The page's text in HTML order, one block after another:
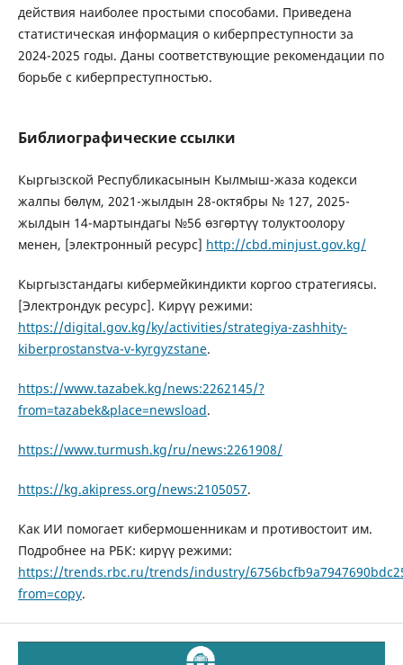
действия наиболее простыми способами. Приведена
статистическая информация о киберпреступности за
2024-2025 годы. Даны соответствующие рекомендации по
борьбе с киберпреступностью.
Библиографические ссылки
Кыргызской Республикасынын Кылмыш-жаза кодекси
жалпы бөлүм, 2021-жылдын 28-октябры № 127, 2025-
жылдын 14-мартындагы №56 өзгөртүү толуктоолору
менен, [электронный ресурс] http://cbd.minjust.gov.kg/
Кыргызстандагы кибермейкиндикти коргоо стратегиясы.
[Электрондук реcурс]. Кирүү режими:
https://digital.gov.kg/ky/activities/strategiya-zashhity-
kiberprostanstva-v-kyrgyzstane.
https://www.tazabek.kg/news:2262145/?
from=tazabek&place=newsload.
https://www.turmush.kg/ru/news:2261908/
https://kg.akipress.org/news:2105057.
Как ИИ помогает кибермошенникам и противостоит им.
Подробнее на РБК: кирүү режими:
https://trends.rbc.ru/trends/industry/
from=copy.